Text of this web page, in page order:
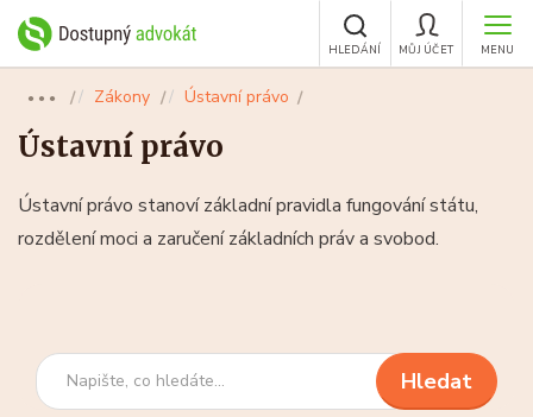
MENU
MŮJ ÚČET
HLEDÁNÍ
●●● Zákony Ústavní právo
Ústavní právo
Ústavní právo stanoví základní pravidla fungování státu,
rozdělení moci a zaručení základních práv a svobod.
Hledat